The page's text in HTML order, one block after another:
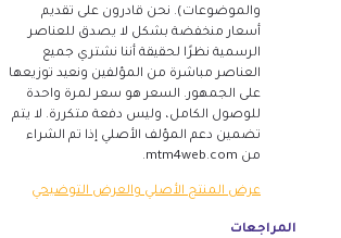
والموضوعات). نحن قادرون على تقديم
أسعار منخفضة بشكل لا يصدق للعناصر
الرسمية نظرًا لحقيقة أننا نشتري جميع
العناصر مباشرة من المؤلفين ونعيد توزيعها
على الجمهور. السعر هو سعر لمرة واحدة
للوصول الكامل، وليس دفعة متكررة. لا يتم
تضمين دعم المؤلف الأصلي إذا تم الشراء
من mtm4web.com.
عرض المنتج الأصلي والعرض التوضيحي
المراجعات